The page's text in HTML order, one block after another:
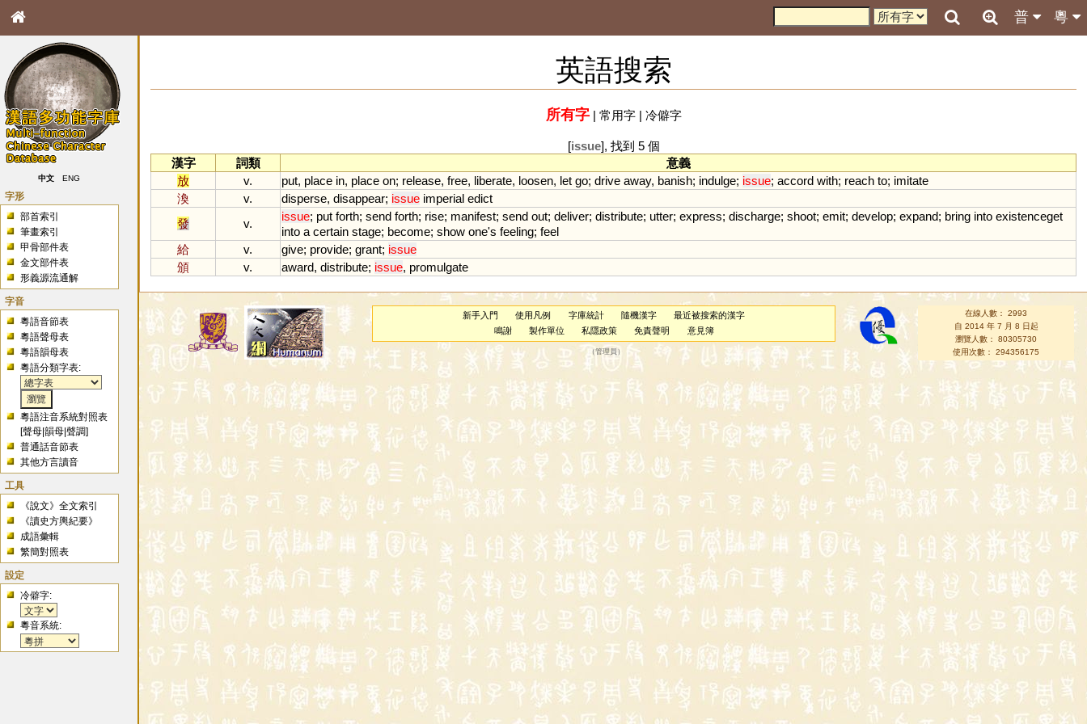
粵
普
中文 ENG
字形
部首索引
筆畫索引
甲骨部件表
金文部件表
形義源流通解
字音
粵語音節表
粵語聲母表
粵語韻母表
粵語分類字表:
粵語注音系統對照表
[聲母 |韻母 |聲調]
普通話音節表
其他方言讀音
工具
《說文》全文索引
《讀史方輿紀要》
成語彙輯
繁簡對照表
設定
冷僻字:
粵音系統:
英語搜索
所有字| 常用字| 冷僻字
[issue], 找到 5 個
漢字
詞類
意義
放
v. put, place in, place on; release, free, liberate, loosen, let go; drive away, banish; indulge; issue; accord with; reach to; imitate
渙
v. disperse, disappear; issue imperial edict
發
v.
issue; put forth; send forth; rise; manifest; send out; deliver; distribute; utter; express; discharge; shoot; emit; develop; expand; bring into existenceget
into a certain stage; become; show one's feeling; feel
給
v. give; provide; grant; issue
頒
v. award, distribute; issue, promulgate
新手入門 使用凡例 字庫統計 隨機漢字
最近被搜索的漢字
鳴謝
製作單位 私隱政策 免責聲明 意見簿
（管理員 ）
在線人數： 2993
自 2014 年 7 月 8 日起
瀏覽人數： 80305730
使用次數： 294356175